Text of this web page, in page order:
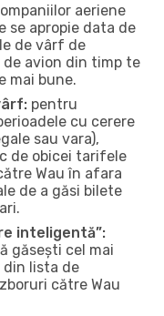
aeriene
se apropie data de
de vârf de
avion din timp te
mai bune.
pentru
cu cerere
sau vara),
de obicei tarifele
Wau în afara
de a găsi bilete
inteligentă”:
găsești cel mai
lista de
către Wau